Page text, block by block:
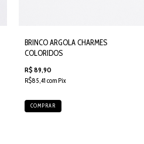
BRINCO ARGOLA CHARMES
COLORIDOS
R$ 89,90
R$85,41 com Pix
COMPRAR